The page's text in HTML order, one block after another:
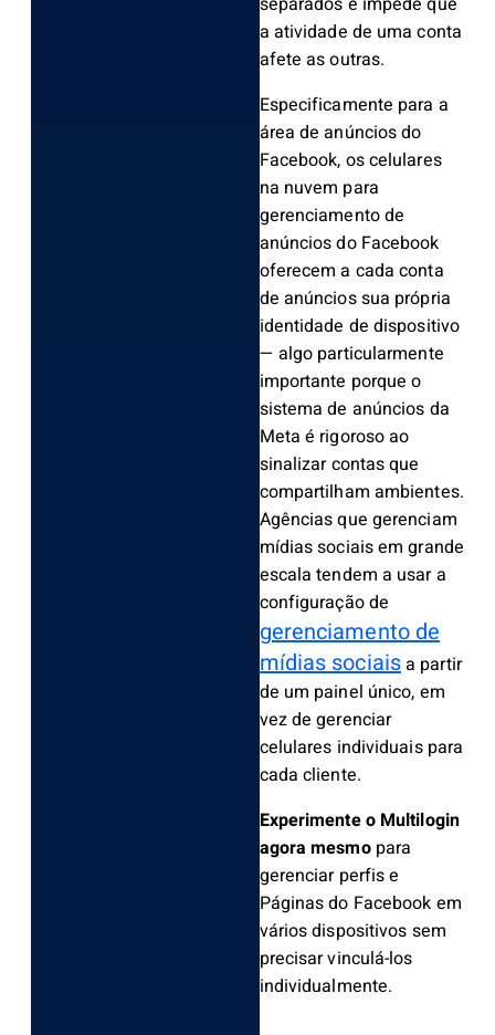
a atividade de uma conta
afete as outras.
Especificamente para a
área de anúncios do
Facebook, os celulares
na nuvem para
gerenciamento de
anúncios do Facebook
oferecem a cada conta
de anúncios sua própria
identidade de dispositivo
— algo particularmente
importante porque o
sistema de anúncios da
Meta é rigoroso ao
sinalizar contas que
compartilham ambientes.
Agências que gerenciam
mídias sociais em grande
escala tendem a usar a
configuração de
gerenciamento de
mídias sociaisa partir
de um painel único, em
vez de gerenciar
celulares individuais para
cada cliente.
Experimente o Multilogin
agora mesmo para
gerenciar perfis e
Páginas do Facebook em
vários dispositivos sem
precisar vinculá-los
individualmente.